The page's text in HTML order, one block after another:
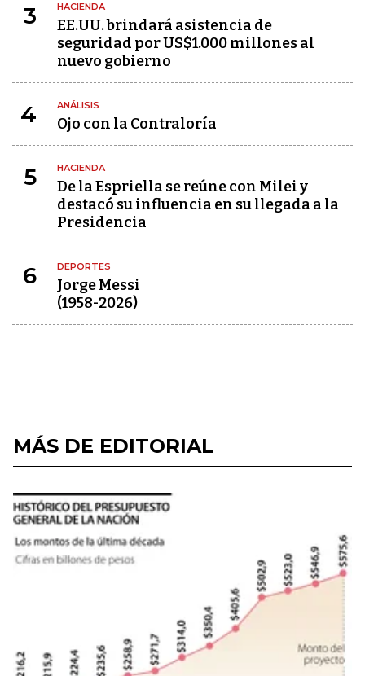
3 HACIENDA
EE.UU. brindará asistencia de
seguridad por US$1.000 millones al
nuevo gobierno
4 ANÁLISIS
Ojo con la Contraloría
5 HACIENDA
De la Espriella se reúne con Milei y
destacó su influencia en su llegada a la
Presidencia
6 DEPORTES
Jorge Messi
(1958-2026)
MÁS DE EDITORIAL